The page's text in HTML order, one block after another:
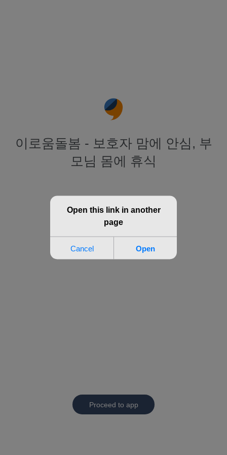
이로움돌봄 - 보호자 맘에 안심, 부
모님 몸에 휴식
Proceed to app